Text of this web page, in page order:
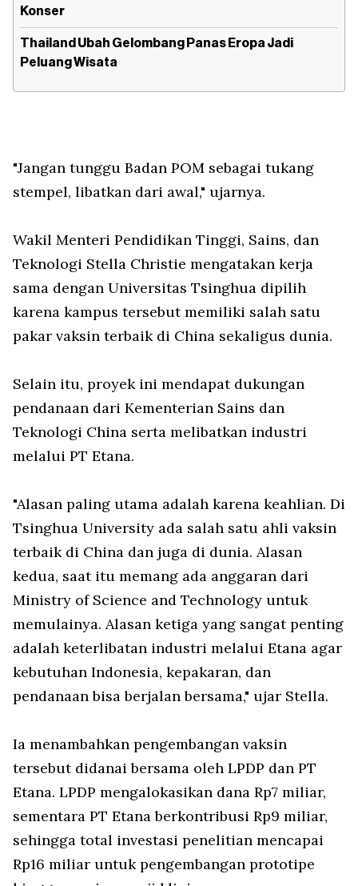
Konser
Thailand Ubah Gelombang Panas Eropa Jadi
Peluang Wisata
"Jangan tunggu Badan POM sebagai tukang
stempel, libatkan dari awal," ujarnya.
Wakil Menteri Pendidikan Tinggi, Sains, dan
Teknologi Stella Christie mengatakan kerja
sama dengan Universitas Tsinghua dipilih
karena kampus tersebut memiliki salah satu
pakar vaksin terbaik di China sekaligus dunia.
Selain itu, proyek ini mendapat dukungan
pendanaan dari Kementerian Sains dan
Teknologi China serta melibatkan industri
melalui PT Etana.
"Alasan paling utama adalah karena keahlian. Di
Tsinghua University ada salah satu ahli vaksin
terbaik di China dan juga di dunia. Alasan
kedua, saat itu memang ada anggaran dari
Ministry of Science and Technology untuk
memulainya. Alasan ketiga yang sangat penting
adalah keterlibatan industri melalui Etana agar
kebutuhan Indonesia, kepakaran, dan
pendanaan bisa berjalan bersama," ujar Stella.
Ia menambahkan pengembangan vaksin
tersebut didanai bersama oleh LPDP dan PT
Etana. LPDP mengalokasikan dana Rp7 miliar,
sementara PT Etana berkontribusi Rp9 miliar,
sehingga total investasi penelitian mencapai
Rp16 miliar untuk pengembangan prototipe